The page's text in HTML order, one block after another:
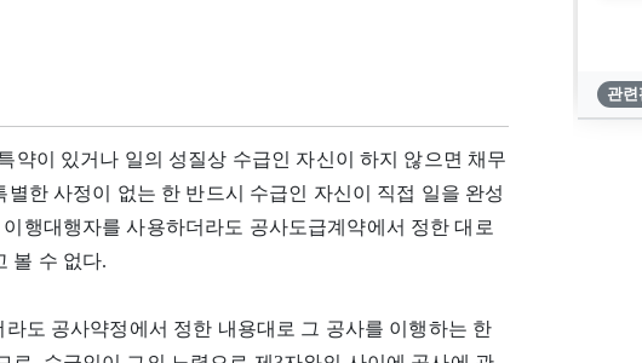
약이 있거나 일의 성질상 수급인 자신이 하지 않으면 채무
한 사정이 없는 한 반드시 수급인 자신이 직접 일을 완성
행대행자를 사용하더라도 공사도급계약에서 정한 대로
볼 수 없다.
도 공사약정에서 정한 내용대로 그 공사를 이행하는 한
관련